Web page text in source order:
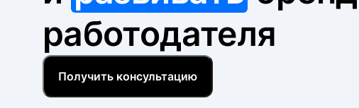
работодателя
Получить консультацию